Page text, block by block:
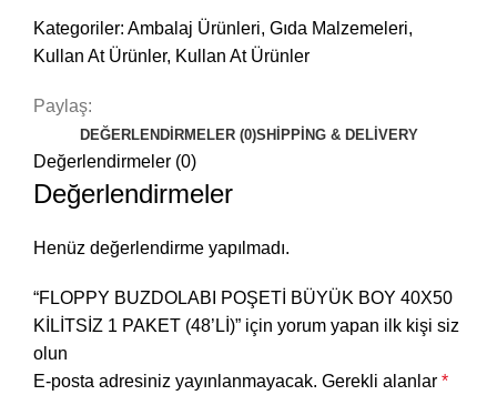
Kategoriler: Ambalaj Ürünleri, Gıda Malzemeleri,
Kullan At Ürünler, Kullan At Ürünler
Paylaş:
DEĞERLENDIRMELER (0)SHIPPING & DELIVERY
Değerlendirmeler (0)
Değerlendirmeler
Henüz değerlendirme yapılmadı.
“FLOPPY BUZDOLABI POŞETİ BÜYÜK BOY 40X50
KİLİTSİZ 1 PAKET (48’Lİ)” için yorum yapan ilk kişi siz
olun
E-posta adresiniz yayınlanmayacak. Gerekli alanlar *